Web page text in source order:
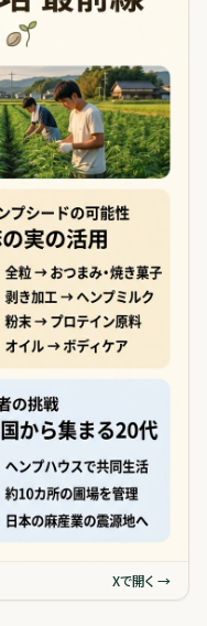
Xで開く →